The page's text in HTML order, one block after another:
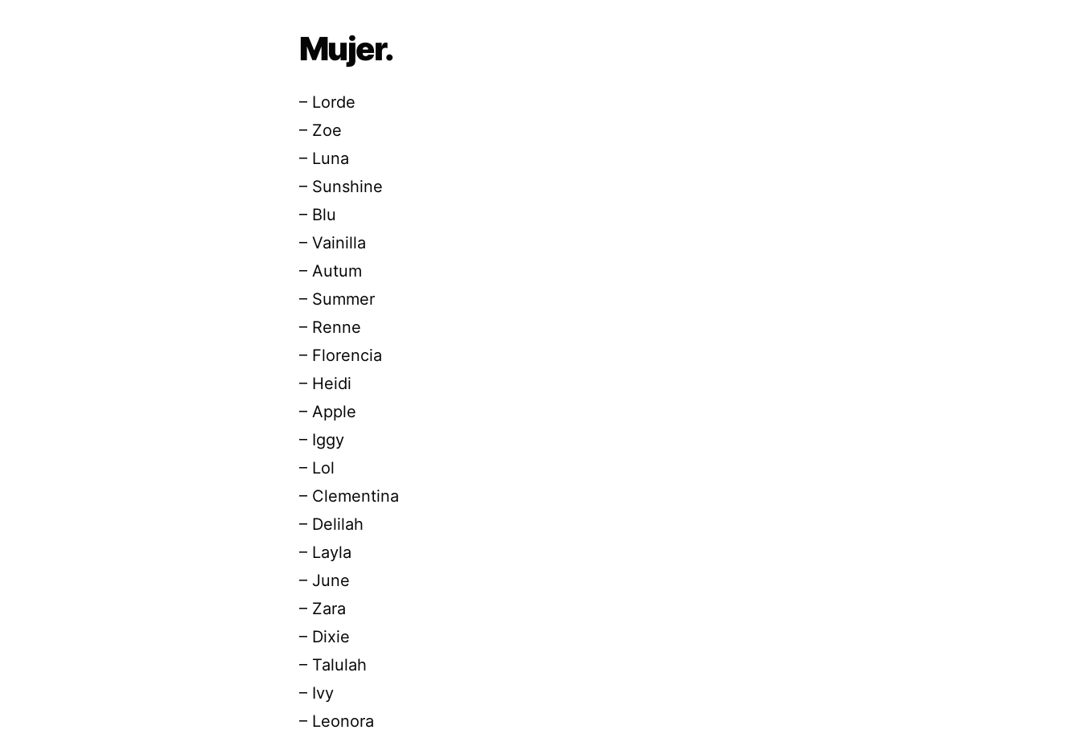
Mujer.
– Lorde
– Zoe
– Luna
– Sunshine
– Blu
– Vainilla
– Autum
– Summer
– Renne
– Florencia
– Heidi
– Apple
– Iggy
– Lol
– Clementina
– Delilah
– Layla
– June
– Zara
– Dixie
– Talulah
– Ivy
– Leonora